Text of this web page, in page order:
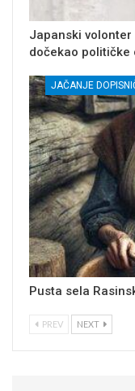
Japanski
dočekao političke
Pusta sela
PREV NEXT